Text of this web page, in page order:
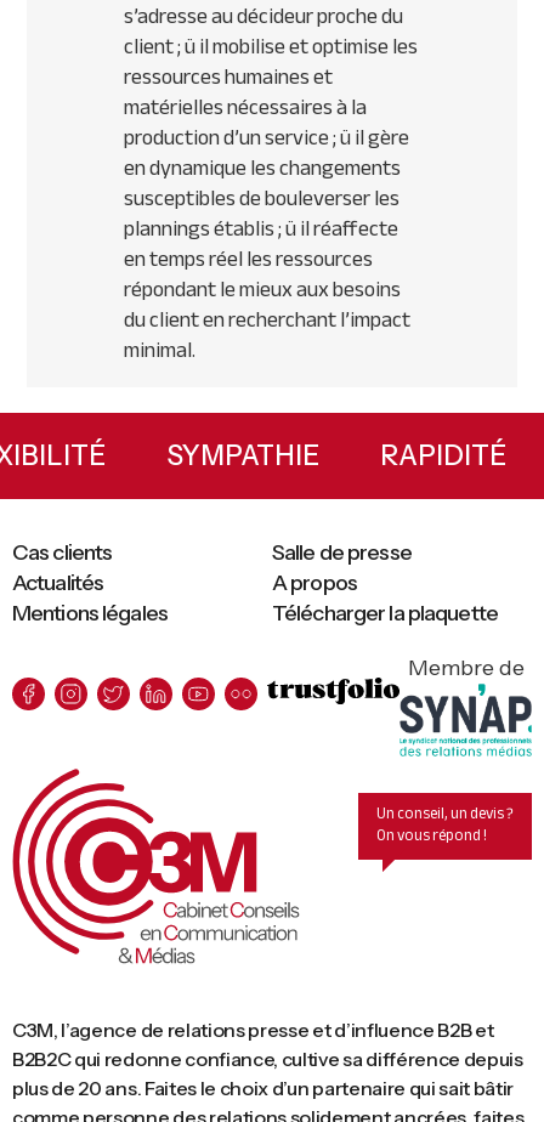
s’adresse au décideur proche du
client ; ü il mobilise et optimise les
ressources humaines et
matérielles nécessaires à la
production d’un service ; ü il gère
en dynamique les changements
susceptibles de bouleverser les
plannings établis ; ü il réaffecte
en temps réel les ressources
répondant le mieux aux besoins
du client en recherchant l’impact
minimal.
Primary
Sidebar
SYMPATHIE
C3M, l’agence de relations presse et d’influence B2B et
B2B2C qui redonne confiance, cultive sa différence depuis
plus de 20 ans. Faites le choix d’un partenaire qui sait bâtir
comme personne des relations solidement ancrées, faites
Mentions légales Télécharger la plaquette
Cas clients
Salle de presse
Actualités
A propos
Membre de
Un conseil, un devis ?
On vous répond !